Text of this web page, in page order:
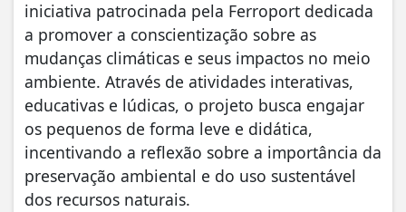
iniciativa patrocinada pela Ferroport dedicada
a promover a conscientização sobre as
mudanças climáticas e seus impactos no meio
ambiente. Através de atividades interativas,
educativas e lúdicas, o projeto busca engajar
os pequenos de forma leve e didática,
incentivando a reflexão sobre a importância da
preservação ambiental e do uso sustentável
dos recursos naturais.